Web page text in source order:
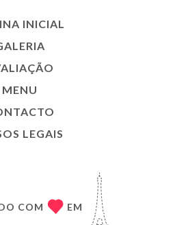
INICIAL
MENU
LEGAIS
COM EM